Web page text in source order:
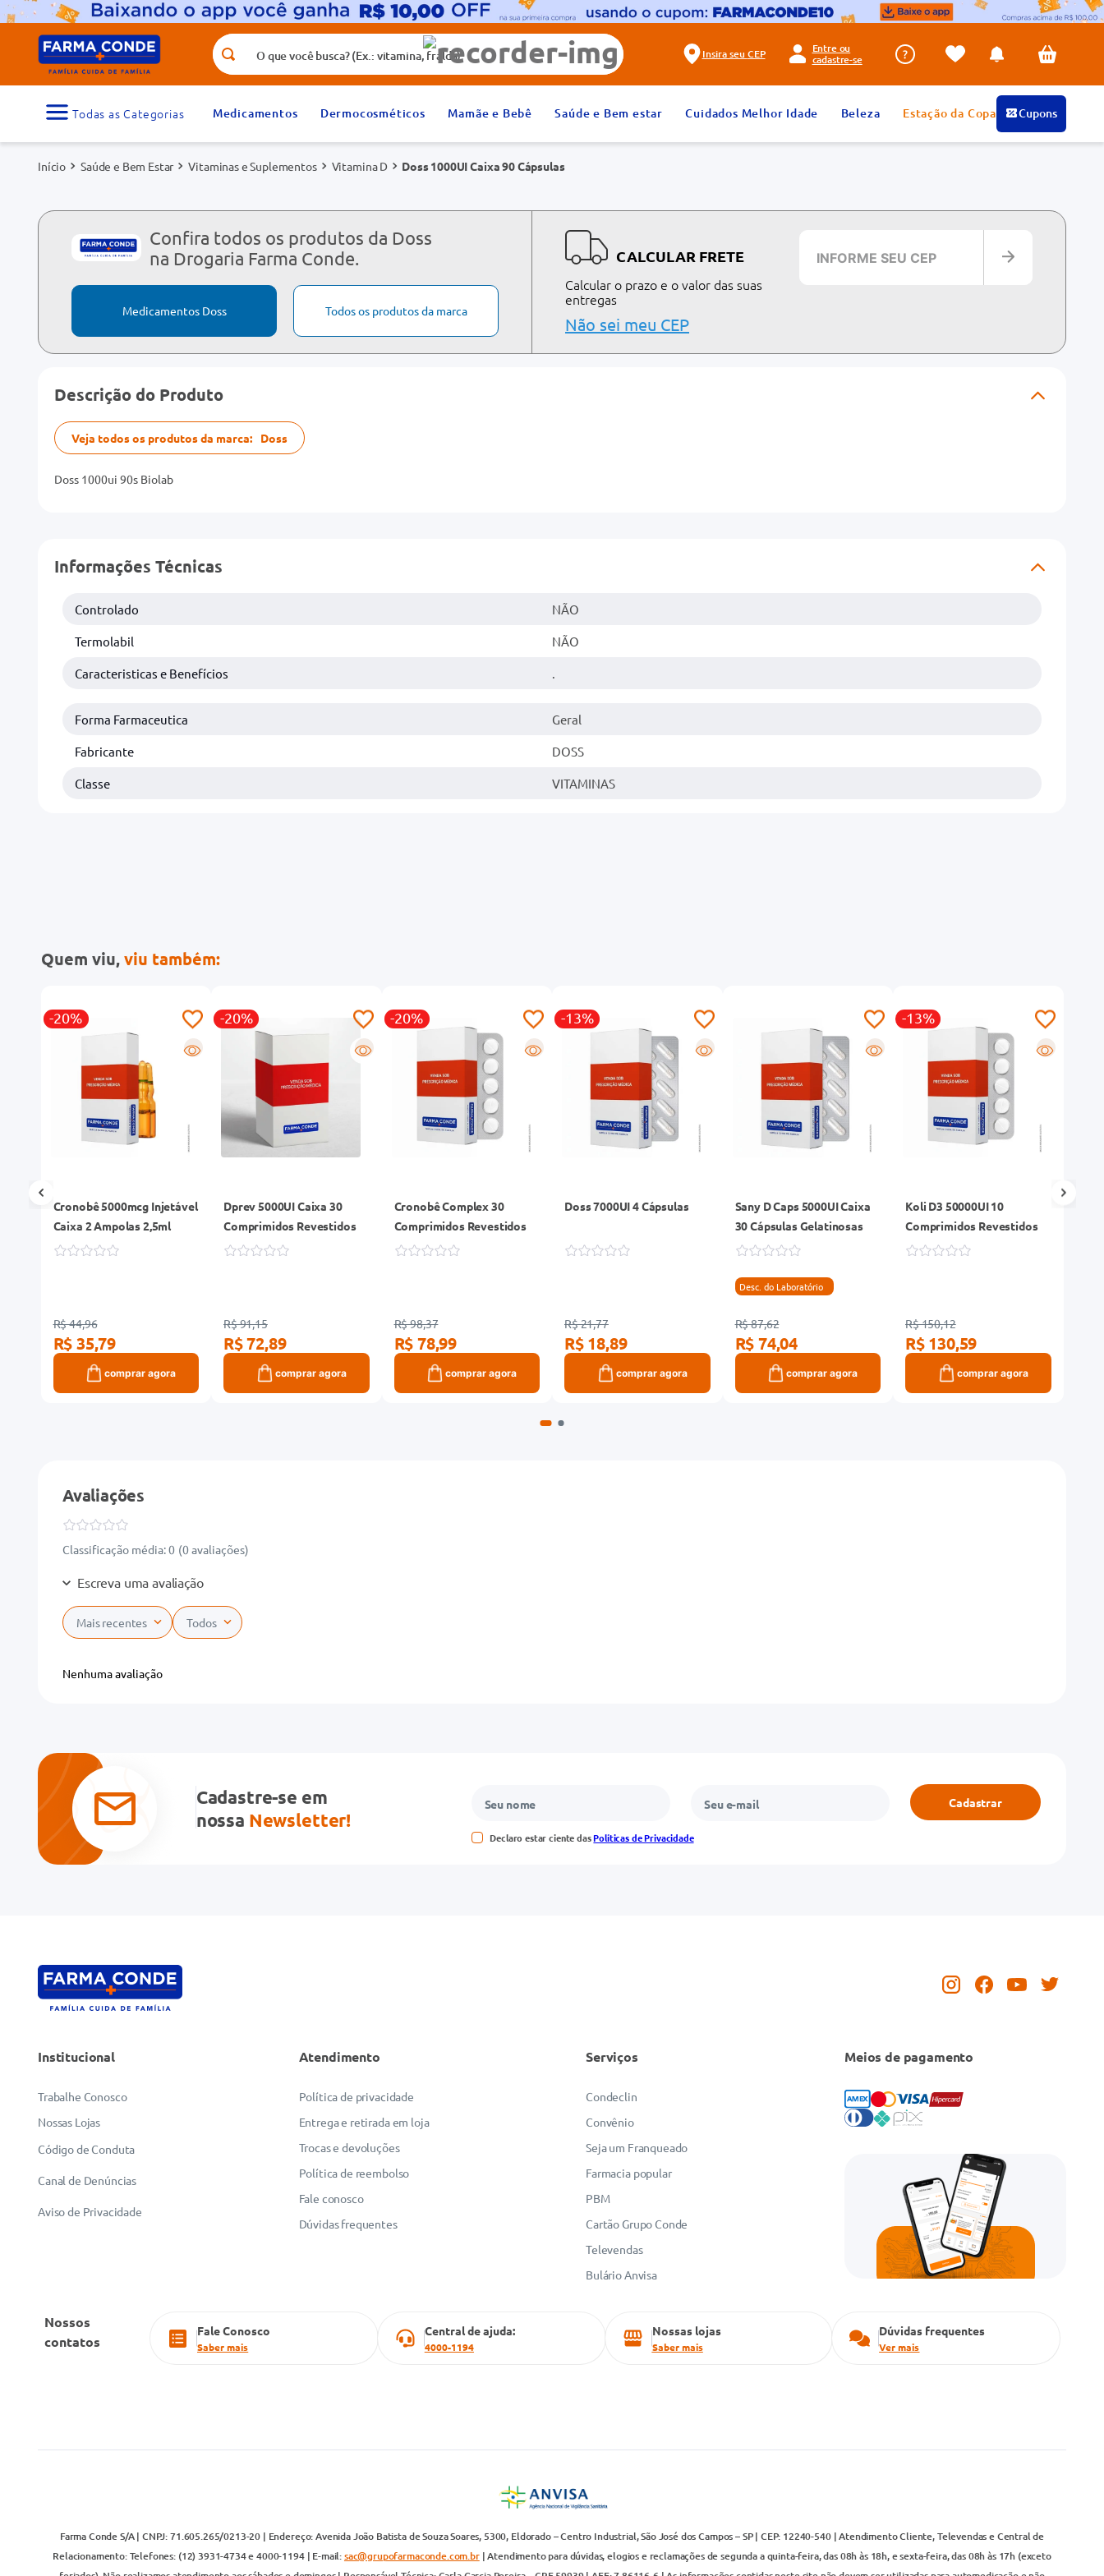
O que você busca? (Ex.: vitamina, fralda)
Insira seu CEP
Entre ou
cadastre-se
Medicamentos Dermocosméticos Mamãe e Bebê Saúde e Bem estar Cuidados Melhor Idade Beleza Estação da Copa Cupons
Saúde e Bem Estar Vitaminas e Suplementos Vitamina D Doss 1000UI Caixa 90 Cápsulas
Confira todos os produtos da Doss
na Drogaria Farma Conde.
Medicamentos Doss Todos os produtos da marca
CALCULAR FRETE
Calcular o prazo e o valor das suas
entregas
Não sei meu CEP
Descrição do Produto
Veja todos os produtos da marca: Doss
Doss 1000ui 90s Biolab
Informações Técnicas
Controlado NÃO
Termolabil NÃO
Caracteristicas e Benefícios
Forma Farmaceutica Geral
Fabricante DOSS
Classe VITAMINAS
Quem viu,viu também:
-20%
R
Cronobê 5000mcg Injetável
Caixa 2 Ampolas 2,5ml
R$ 44,96
R$ 35,79
comprar agora
-20%
R
Dprev 5000UI Caixa 30
Comprimidos Revestidos
R$ 91,15
R$ 72,89
comprar agora
-20%
R
Cronobê Complex 30
Comprimidos Revestidos
R$ 98,37
R$ 78,99
comprar agora
-13%
R
Doss 7000UI 4 Cápsulas
R$ 21,77
R$ 18,89
comprar agora
R
Sany D Caps 5000UI Caixa
30 Cápsulas Gelatinosas
Desc. do Laboratório
R$ 87,62
R$ 74,04
comprar agora
-13%
R
Koli D3 50000UI 10
Comprimidos Revestidos
R$ 150,12
R$ 130,59
comprar agora
Avaliações
Classificação média: 0 (0 avaliações)
Escreva uma avaliação
Adicionar avaliação
Avalie o produto de 1 a 5 estrelas
★★★
Seu nome
Mais recentes Todos
Nenhuma avaliação
Cadastre-se em
nossa Newsletter!
Declaro estar ciente dasPolíticas de Privacidade
Cadastrar
Institucional
Trabalhe Conosco
Nossas Lojas
Código de Conduta
Canal de Denúncias
Aviso de Privacidade
Atendimento
Política de privacidade
Entrega e retirada em loja
Trocas e devoluções
Política de reembolso
Fale conosco
Dúvidas frequentes
Serviços
Condeclin
Convênio
Seja um Franqueado
Farmacia popular
PBM
Cartão Grupo Conde
Televendas
Bulário Anvisa
Meios de pagamento
Nossos
contatos
Fale Conosco
Saber mais
Central de ajuda:
4000-1194
Nossas lojas
Saber mais
Dúvidas frequentes
Ver mais
Farma Conde S/A | CNPJ: 71.605.265/0213-20 | Endereço: Avenida João Batista de Souza Soares, 5300, Eldorado – Centro Industrial, São José dos Campos – SP | CEP: 12240-540 | Atendimento Cliente, Televendas e Central de
Relacionamento: Telefones: (12) 3931-4734 e 4000-1194 | E-mail:sac@grupofarmaconde.com.br| Atendimento para dúvidas, elogios e reclamações de segunda a quinta-feira, das 08h às 18h, e sexta-feira, das 08h às 17h (exceto
Termos mais buscados
1
medicamento 2º
fralda
5 º dipirona 6º
absorvente